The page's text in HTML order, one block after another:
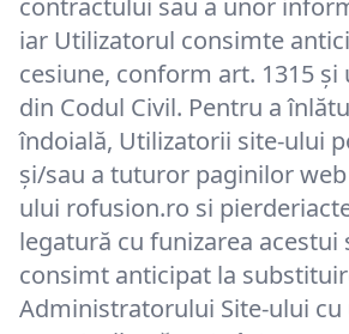
contractului sau a unor
iar Utilizatorul consimte
cesiune, conform art. 1315
din Codul Civil. Pentru a
îndoială, Utilizatorii site-ului
și/sau a tuturor paginilor
ului rofusion.ro si
legatură cu funizarea acestui
consimt anticipat la
Administratorului Site-ului